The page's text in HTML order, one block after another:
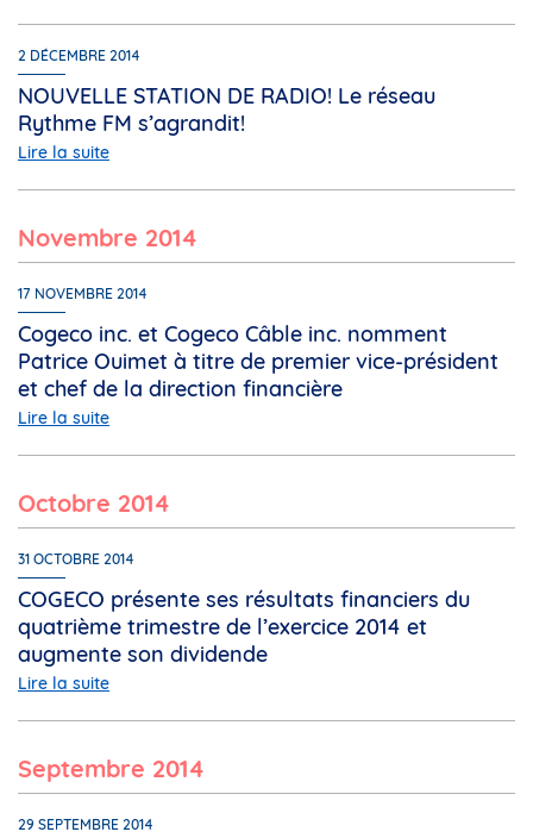
2 DÉCEMBRE 2014
NOUVELLE STATION DE RADIO! Le réseau
Rythme FM s’agrandit!
Lire la suite
novembre 2014
17 NOVEMBRE 2014
Cogeco inc. et Cogeco Câble inc. nomment
Patrice Ouimet à titre de premier vice-président
et chef de la direction financière
Lire la suite
octobre 2014
31 OCTOBRE 2014
COGECO présente ses résultats financiers du
quatrième trimestre de l’exercice 2014 et
augmente son dividende
Lire la suite
septembre 2014
29 SEPTEMBRE 2014